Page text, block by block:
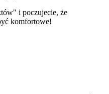
i poczujecie, że
komfortowe!